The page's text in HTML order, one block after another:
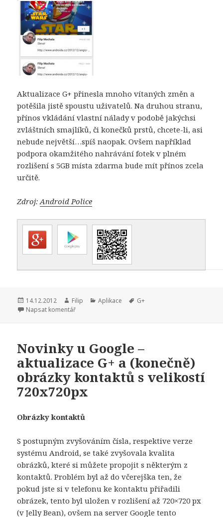
Aktualizace G+ přinesla mnoho vítaných změn a
potěšila jistě spoustu uživatelů. Na druhou stranu,
přínos vkládání vlastní nálady v podobě jakýchsi
zvláštních smajlíků, či konečků prstů, chcete-li, asi
nebude největší…spíš naopak. Ovšem například
podpora okamžitého nahrávání fotek v plném
rozlišení s 5GB místa zdarma bude mít přínos zcela
určitě.
Zdroj:Android Police
Publikováno:
14.12.2012 Autor:
Filip Rubriky:
Aplikace Štítky:
G+
Napsat komentář
Novinky u Google –
aktualizace G+ a (konečně)
obrázky kontaktů s velikostí
720x720px
Obrázky kontaktů
S postupným zvyšováním čísla, respektive verze
systému Android, se také zvyšovala kvalita
obrázků, které si můžete propojit s některým z
kontaktů. Problém byl až do včerejška ten, že
pokud jste si v telefonu ke kontaktu přiřadili
obrázek, tento byl uložen v rozlišení až 720×720 px
(v Jelly Bean), ovšem na server Google tento